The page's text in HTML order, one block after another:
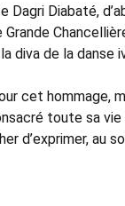
Diabaté,
diva de la danse
cet hommage,
toute sa vie
d’exprimer, au